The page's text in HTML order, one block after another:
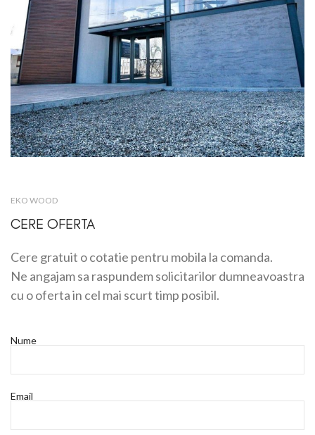
EKO WOOD
CERE OFERTA
Cere gratuit o cotatie pentru mobila la comanda.
Ne angajam sa raspundem solicitarilor dumneavoastra
cu o oferta in cel mai scurt timp posibil.
Nume
Email